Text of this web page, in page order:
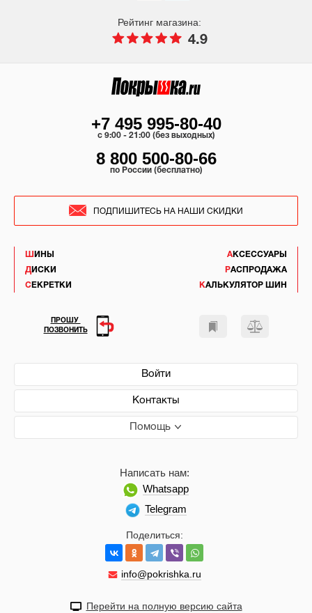
Рейтинг магазина:
4.9
ШИНЫ
ДИСКИ
СЕКРЕТКИ
АКСЕССУАРЫ
РАСПРОДАЖА
КАЛЬКУЛЯТОР ШИН
Войти
Контакты
Помощь
Поделиться:
info@pokrishka.ru
Написать нам:
Whatsapp
Telegram
+7 495 995-80-40
c 9:00 - 21:00 (без выходных)
8 800 500-80-66
по России (бесплатно)
ПОДПИШИТЕСЬ НА НАШИ СКИДКИ
ПРОШУ
ПОЗВОНИТЬ
Перейти на полную версию сайта